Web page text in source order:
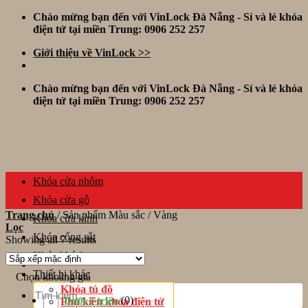
Skip
Chào mừng bạn đến với VinLock Đà Nẵng - Sỉ và lẻ khóa
điện tử tại miền Trung: 0906 252 257
Giới thiệu về VinLock >>
Chào mừng bạn đến với VinLock Đà Nẵng - Sỉ và lẻ khóa
điện tử tại miền Trung: 0906 252 257
Tìm
kiếm:
Khóa cửa nhôm
Khóa cửa gỗ
Khóa cửa kính
Khóa cổng sắt
Khóa khách sạn
Thiết bị khác
Khóa tủ đồ
Phụ kiện khóa điện tử
Trang chủ /Sản phẩm Màu sắc /Vàng
Lọc
Showing all 7 results
Chọn khoảng giá
Dưới 2 triệu (0)